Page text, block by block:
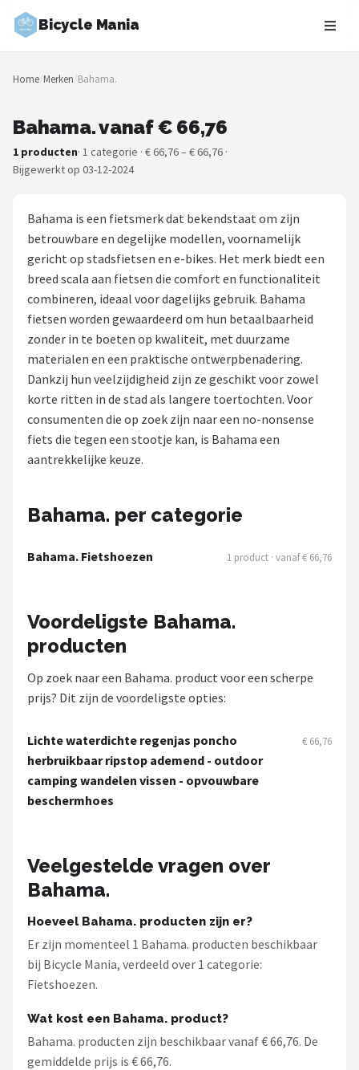
Bicycle Mania
Zoeken
NAVIGATIE
Merken
Fietsroutes
Kinderfietsen
Stadsfietsen
Elektrische fietsen
Mountainbikes
Shop
POPULAIRE MERKEN
New Looxs
BBB Cycling
Voltano
Shimano
Alle merken →
Home/Merken/Bahama.
Bahama. vanaf € 66,76
1 producten· 1 categorie · € 66,76 – € 66,76 ·
Bijgewerkt op 03-12-2024
Bahama is een fietsmerk dat bekendstaat om zijn
betrouwbare en degelijke modellen, voornamelijk
gericht op stadsfietsen en e-bikes. Het merk biedt een
breed scala aan fietsen die comfort en functionaliteit
combineren, ideaal voor dagelijks gebruik. Bahama
fietsen worden gewaardeerd om hun betaalbaarheid
zonder in te boeten op kwaliteit, met duurzame
materialen en een praktische ontwerpbenadering.
Dankzij hun veelzijdigheid zijn ze geschikt voor zowel
korte ritten in de stad als langere toertochten. Voor
consumenten die op zoek zijn naar een no-nonsense
fiets die tegen een stootje kan, is Bahama een
aantrekkelijke keuze.
Bahama. per categorie
Bahama. Fietshoezen 1 product · vanaf € 66,76
Voordeligste Bahama.
producten
Op zoek naar een Bahama. product voor een scherpe
prijs? Dit zijn de voordeligste opties:
Lichte waterdichte regenjas poncho
herbruikbaar ripstop ademend - outdoor
camping wandelen vissen - opvouwbare
beschermhoes
€ 66,76
Veelgestelde vragen over
Bahama.
Hoeveel Bahama. producten zijn er?
Er zijn momenteel 1 Bahama. producten beschikbaar
bij Bicycle Mania, verdeeld over 1 categorie:
Fietshoezen.
Wat kost een Bahama. product?
Bahama. producten zijn beschikbaar vanaf € 66,76. De
gemiddelde prijs is € 66,76.